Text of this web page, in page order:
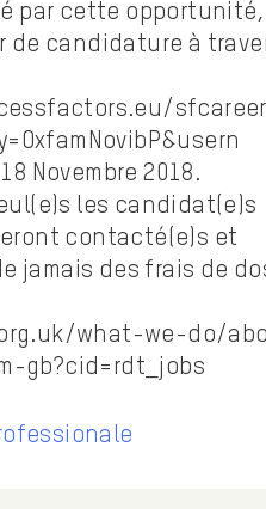
par cette
de candidature à
Novembre 2018.
les candidat(e)s
contacté(e)s et
jamais des frais de
what-we-do/
gb?cid=rdt_jobs